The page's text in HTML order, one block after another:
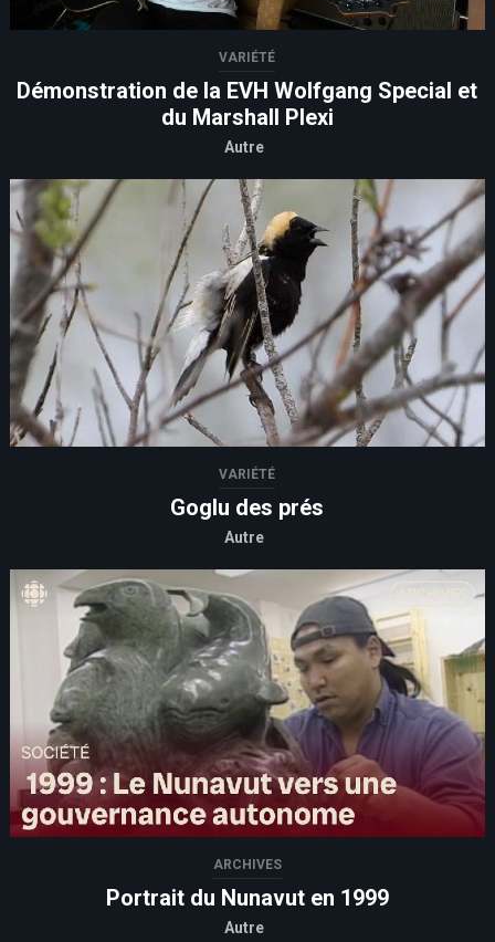
VARIÉTÉ
Démonstration de la EVH Wolfgang Special et
du Marshall Plexi
Autre
VARIÉTÉ
Goglu des prés
Autre
ARCHIVES
Portrait du Nunavut en 1999
Autre